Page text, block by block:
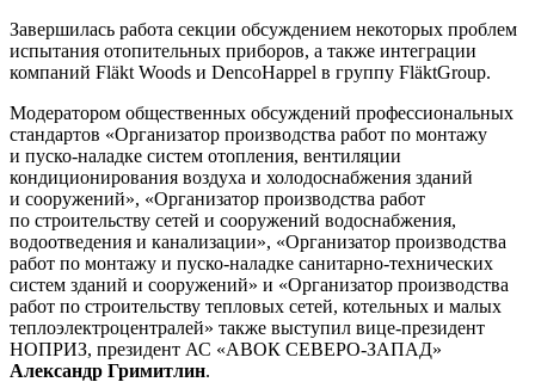
Завершилась работа секции обсуждением некоторых проблем
испытания отопительных приборов, а также интеграции
компаний Fläkt Woods и DencoHappel в группу FläktGroup.
Модератором общественных обсуждений профессиональных
стандартов «Организатор производства работ по монтажу
и пуско-наладке систем отопления, вентиляции
кондиционирования воздуха и холодоснабжения зданий
и сооружений», «Организатор производства работ
по строительству сетей и сооружений водоснабжения,
водоотведения и канализации», «Организатор производства
работ по монтажу и пуско-наладке санитарно-технических
систем зданий и сооружений» и «Организатор производства
работ по строительству тепловых сетей, котельных и малых
теплоэлектроцентралей» также выступил вице-президент
НОПРИЗ, президент АС «АВОК СЕВЕРО-ЗАПАД»
Александр Гримитлин.